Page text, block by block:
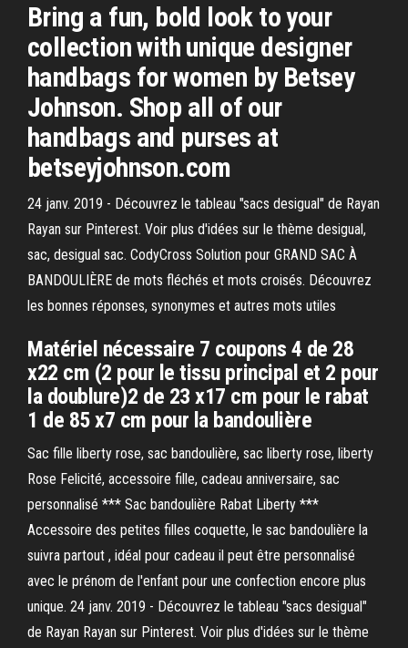
Bring a fun, bold look to your
collection with unique designer
handbags for women by Betsey
Johnson. Shop all of our
handbags and purses at
betseyjohnson.com
24 janv. 2019 - Découvrez le tableau "sacs desigual" de Rayan
Rayan sur Pinterest. Voir plus d'idées sur le thème desigual,
sac, desigual sac. CodyCross Solution pour GRAND SAC À
BANDOULIÈRE de mots fléchés et mots croisés. Découvrez
les bonnes réponses, synonymes et autres mots utiles
Matériel nécessaire 7 coupons 4 de 28
x22 cm (2 pour le tissu principal et 2 pour
la doublure)2 de 23 x17 cm pour le rabat
1 de 85 x7 cm pour la bandoulière
Sac fille liberty rose, sac bandoulière, sac liberty rose, liberty
Rose Felicité, accessoire fille, cadeau anniversaire, sac
personnalisé *** Sac bandoulière Rabat Liberty ***
Accessoire des petites filles coquette, le sac bandoulière la
suivra partout , idéal pour cadeau il peut être personnalisé
avec le prénom de l'enfant pour une confection encore plus
unique. 24 janv. 2019 - Découvrez le tableau "sacs desigual"
de Rayan Rayan sur Pinterest. Voir plus d'idées sur le thème